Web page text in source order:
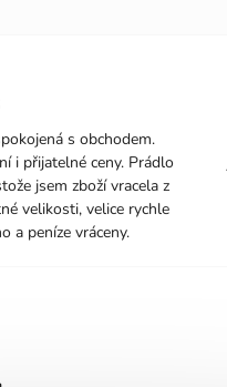
je 5 z 5 hvězdiček.
s obchodem.
i přijatelné ceny. Prádlo
jsem zboží vracela z
velikosti, velice rychle
a peníze vráceny.